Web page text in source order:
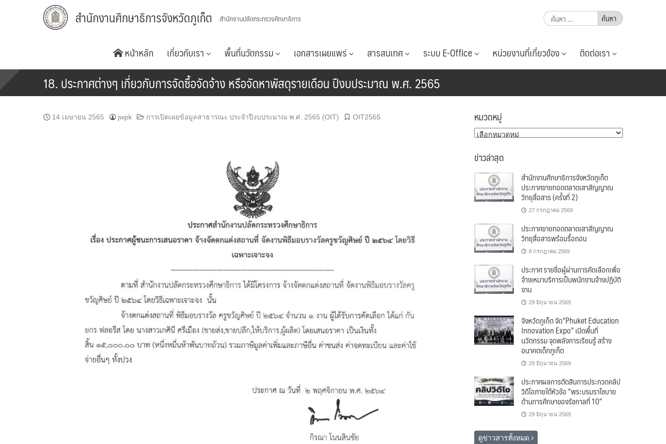
สำนักงานศึกษาธิการจังหวัดภูเก็ต สำนักงานปลัดกระทรวงศึกษาธิการ
ค้นหา
สำหรับ:
หน้าหลัก เกี่ยวกับเรา พื้นที่นวัตกรรม เอกสารเผยแพร่ สารสนเทศ ระบบ E-Office หน่วยงานที่เกี่ยวข้อง ติดต่อเรา
18. ประกาศต่างๆ เกี่ยวกับการจัดซื้อจัดจ้าง หรือจัดหาพัสดุรายเดือน ปีงบประมาณ พ.ศ. 2565
14 เมษายน 2565 jwpk การเปิดเผยข้อมูลสาธารณะ ประจำปีงบประมาณ พ.ศ. 2565 (OIT) OIT2565 หมวดหมู่
หมวด
ข่าวล่าสุด
สำนักงานศึกษาธิการจังหวัดภูเก็ต
ประกาศขายทอดตลาดเสาสัญญาณ
วิทยุสื่อสาร (ครั้งที่ 2)
27 กรกฎาคม 2569
ประกาศขายทอดตลาดเสาสัญญาณ
วิทยุสื่อสารพร้อมรื้อถอน
8 กรกฎาคม 2569
ประกาศ รายชื่อผู้ผ่านการคัดเลือกเพื่อ
จ้างเหมาบริการเป็นพนักงานจ้างปฏิบัติ
งาน
29 มิถุนายน 2569
จังหวัดภูเก็ต จัด“Phuket Education
Innovation Expo” เปิดพื้นที่
นวัตกรรม จุดพลังการเรียนรู้ สร้าง
อนาคตเด็กภูเก็ต
29 มิถุนายน 2569
ประกาศผลการตัดสินการประกวดคลิป
วิดีโอภายใต้หัวข้อ “พระบรมราโชบาย
ด้านการศึกษาของรัชกาลที่ 10”
29 มิถุนายน 2569
ดูข่าวสารทั้งหมด